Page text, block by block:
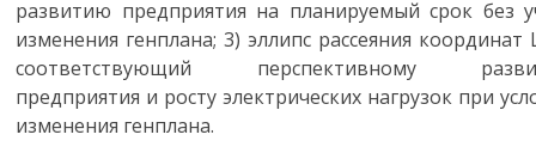
развитию предприятия на планируемый срок без
изменения генплана; 3) эллипс рассеяния
соответствующий перспективному
предприятия и росту электрических нагрузок при
изменения генплана.